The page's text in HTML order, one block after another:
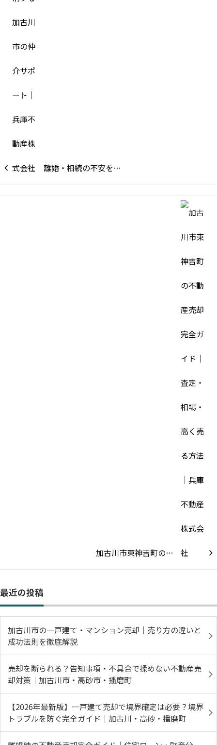
離婚・相続の不安を…
加古川市東神吉町の…
最近の投稿
加古川市の一戸建て・マンション売却｜売り方の違いと
成功法則を徹底解説
売却を断られる？告知事項・不具合で揉めない不動産売
却対策｜加古川市・高砂市・播磨町
【2026年最新版】一戸建て売却で境界確定は必要？境界
トラブルを防ぐ完全ガイド｜加古川・高砂・播磨町